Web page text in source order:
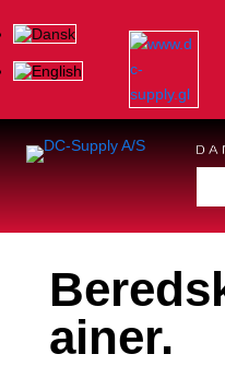
ainer.